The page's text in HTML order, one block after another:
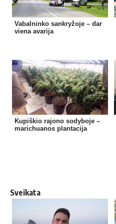
Vabalninko sankryžoje – dar
viena avarija
Kupiškio rajono sodyboje –
marichuanos plantacija
Sveikata